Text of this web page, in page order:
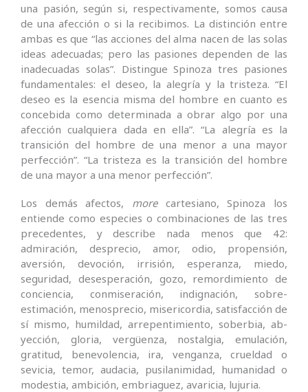
una pasión, según si, respectivamente, somos causa
de una afección o si la recibimos. La distinción entre
ambas es que “las acciones del alma nacen de las solas
ideas adecuadas; pero las pasiones dependen de las
inadecuadas solas”. Distingue Spinoza tres pasiones
fundamentales: el deseo, la alegría y la tristeza. “El
deseo es la esencia misma del hombre en cuanto es
concebida como determinada a obrar algo por una
afección cualquiera dada en ella”. “La alegría es la
transición del hombre de una menor a una mayor
perfección”. “La tristeza es la transición del hombre
de una mayor a una menor perfección”.
Los demás afectos, more cartesiano, Spinoza los
entiende como especies o combinaciones de las tres
precedentes, y describe nada menos que 42:
admiración, desprecio, amor, odio, propensión,
aversión, devoción, irrisión, esperan­za, miedo,
seguridad, desesperación, gozo, remordimiento de
conciencia, conmiseración, indignación, sobre­
estimación, menosprecio, misericordia, satisfacción de
sí mismo, humildad, arrepentimiento, so­berbia, ab­
yección, gloria, vergüenza, nostalgia, emulación,
gratitud, benevolencia, ira, venganza, crueldad o
sevicia, temor, audacia, pusilanimidad, humanidad o
modestia, ambición, embriaguez, avaricia, lujuria.